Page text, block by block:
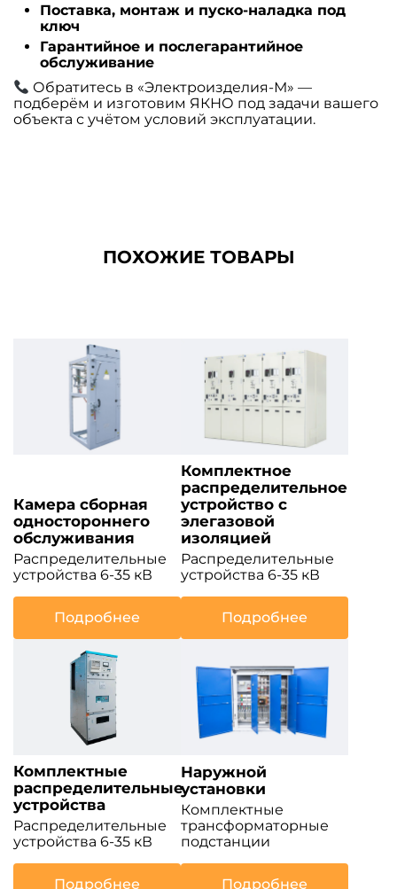
Поставка, монтаж и пуско-наладка под
ключ
Гарантийное и послегарантийное
обслуживание
Обратитесь в «Электроизделия-М» —
подберём и изготовим ЯКНО под задачи вашего
объекта с учётом условий эксплуатации.
ПОХОЖИЕ ТОВАРЫ
Камера сборная
одностороннего
обслуживания
Распределительные
устройства 6-35 кВ
Подробнее
Комплектное
распределительное
устройство с
элегазовой
изоляцией
Распределительные
устройства 6-35 кВ
Подробнее
Комплектные
распределительные
устройства
Распределительные
устройства 6-35 кВ
Подробнее
Наружной
установки
Комплектные
трансформаторные
подстанции
Подробнее